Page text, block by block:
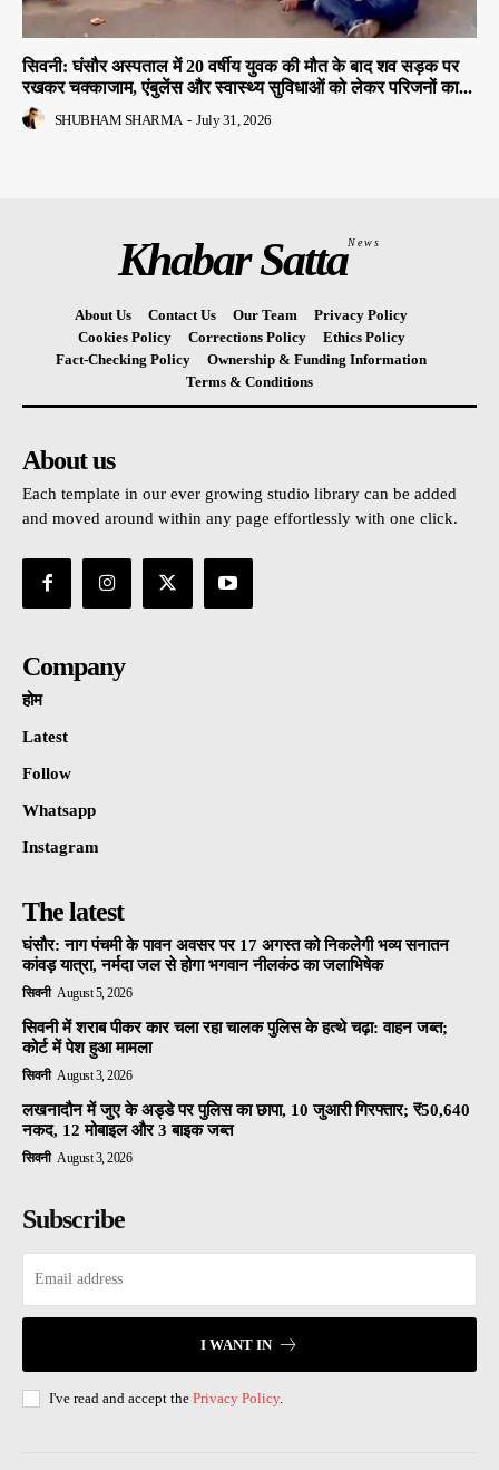
सिवनी: घंसौर अस्पताल में 20 वर्षीय युवक की मौत के बाद शव सड़क पर
रखकर चक्काजाम, एंबुलेंस और स्वास्थ्य सुविधाओं को लेकर परिजनों का...
SHUBHAM SHARMA - July 31, 2026
Khabar SattaNews
About Us Contact Us Our Team
Privacy Policy
Cookies Policy
Corrections Policy
Ethics Policy
Fact-Checking Policy
Ownership & Funding Information
Terms & Conditions
About us
Each template in our ever growing studio library can be added
and moved around within any page effortlessly with one click.
Company
होम
Latest
Follow
Whatsapp
Instagram
The latest
घंसौर: नाग पंचमी के पावन अवसर पर 17 अगस्त को निकलेगी भव्य सनातन
कांवड़ यात्रा, नर्मदा जल से होगा भगवान नीलकंठ का जलाभिषेक
सिवनी August 5, 2026
सिवनी में शराब पीकर कार चला रहा चालक पुलिस के हत्थे चढ़ा: वाहन जब्त;
कोर्ट में पेश हुआ मामला
सिवनी August 3, 2026
लखनादौन में जुए के अड्डे पर पुलिस का छापा, 10 जुआरी गिरफ्तार; ₹50,640
नकद, 12 मोबाइल और 3 बाइक जब्त
सिवनी August 3, 2026
Subscribe
I WANT IN
I've read and accept the Privacy Policy.